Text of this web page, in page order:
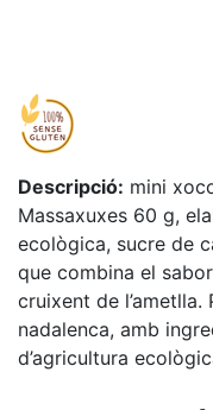
Descripció: mini
Massaxuxes 60 g,
ecològica, sucre de
que combina el
cruixent de l’ametlla.
nadalenca, amb
d’agricultura